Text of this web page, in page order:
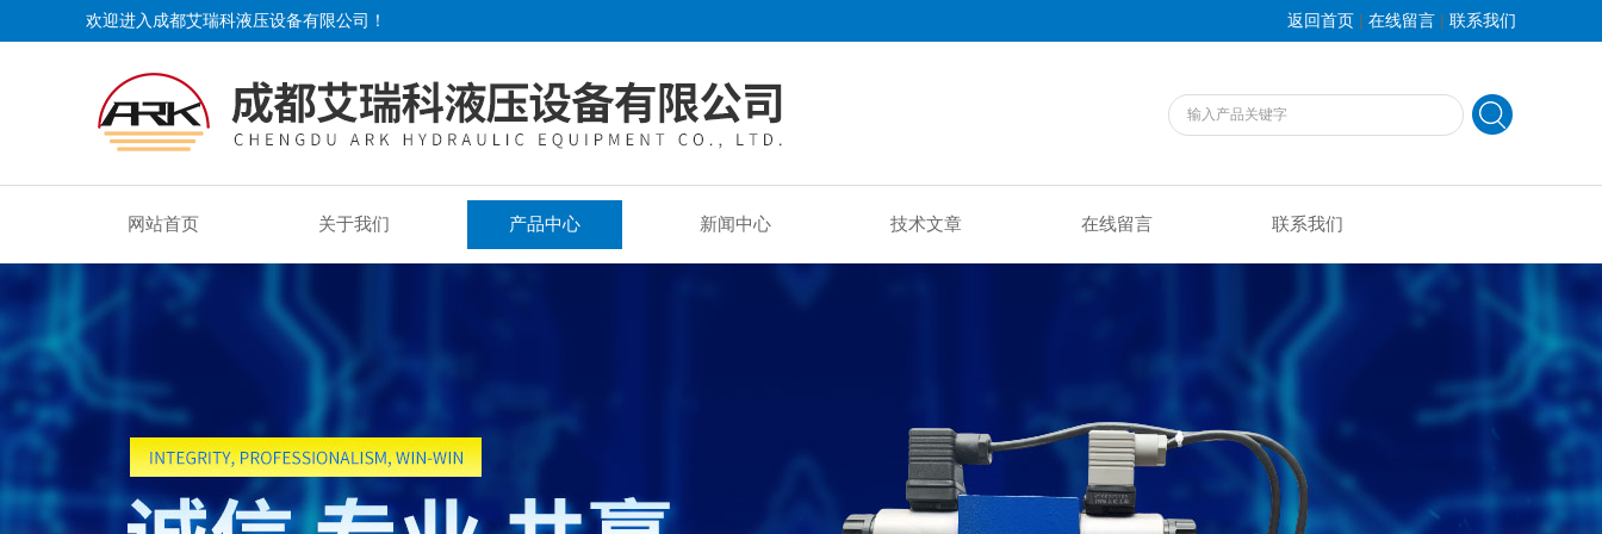
欢迎进入成都艾瑞科液压设备有限公司！ 返回首页 | 在线留言 | 联系我们
网站首页 关于我们 产品中心 新闻中心 技术文章 在线留言 联系我们